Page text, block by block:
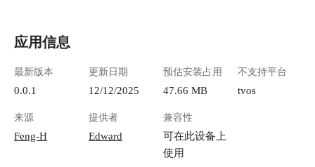
应用信息
最新版本
0.0.1
更新日期
12/12/2025
预估安装占用
47.66 MB
不支持平台
tvos
来源
Feng-H
提供者
Edward
兼容性
可在此设备上
使用